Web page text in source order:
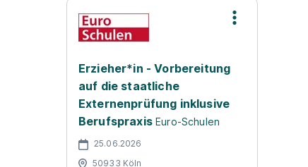
Erzieher*in - Vorbereitung
auf die staatliche
Externenprüfung inklusive
Berufspraxis Euro-Schulen
25.06.2026
50933 Köln